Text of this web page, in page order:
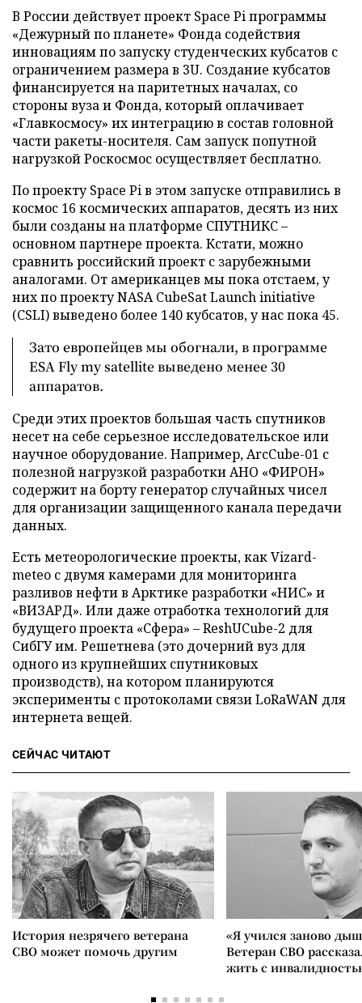
В России действует проект Space Pi программы
«Дежурный по планете» Фонда содействия
инновациям по запуску студенческих кубсатов с
ограничением размера в 3U. Создание кубсатов
финансируется на паритетных началах, со
стороны вуза и Фонда, который оплачивает
«Главкосмосу» их интеграцию в состав головной
части ракеты-носителя. Сам запуск попутной
нагрузкой Роскосмос осуществляет бесплатно.
По проекту Space Pi в этом запуске отправились в
космос 16 космических аппаратов, десять из них
были созданы на платформе СПУТНИКС –
основном партнере проекта. Кстати, можно
сравнить российский проект с зарубежными
аналогами. От американцев мы пока отстаем, у
них по проекту NASA CubeSat Launch initiative
(CSLI) выведено более 140 кубсатов, у нас пока 45.
Зато европейцев мы обогнали, в программе
ESA Fly my satellite выведено менее 30
аппаратов.
Среди этих проектов большая часть спутников
несет на себе серьезное исследовательское или
научное оборудование. Например, ArcCube-01 с
полезной нагрузкой разработки АНО «ФИРОН»
содержит на борту генератор случайных чисел
для организации защищенного канала передачи
данных.
Есть метеорологические проекты, как Vizard-
meteo с двумя камерами для мониторинга
разливов нефти в Арктике разработки «НИС» и
«ВИЗАРД». Или даже отработка технологий для
будущего проекта «Сфера» – ReshUCube-2 для
СибГУ им. Решетнева (это дочерний вуз для
одного из крупнейших спутниковых
производств), на котором планируются
эксперименты с протоколами связи LoRaWAN для
интернета вещей.
СЕЙЧАС ЧИТАЮТ
История незрячего ветерана
СВО может помочь другим
«Я учился заново
Ветеран СВО
жить с